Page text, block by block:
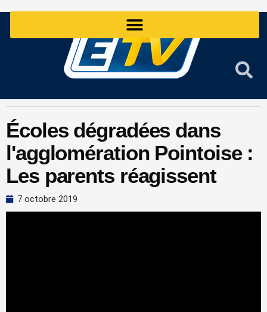
Écoles dégradées dans
l'agglomération Pointoise :
Les parents réagissent
7 octobre 2019